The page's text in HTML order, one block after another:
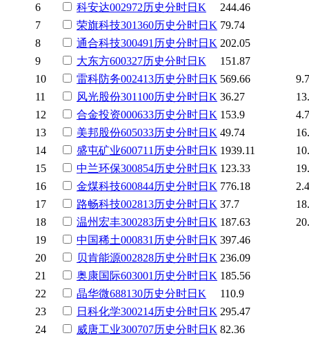
6
科安达002972历史分时日K
244.46
7
荣旗科技301360历史分时日K 79.74
8
通合科技300491 历史分时日K 202.05
9
大东方600327历史分时日K
151.87
10
雷科防务002413历史分时日K 569.66
11
风光股份301100历史分时日K 36.27
12
合金投资000633历史分时日K 153.9
13
美邦股份605033历史分时日K 49.74
14
盛屯矿业600711 历史分时日K 1939.11
15
中兰环保300854历史分时日K 123.33
16
金煤科技600844历史分时日K 776.18
17
路畅科技002813历史分时日K 37.7
18
温州宏丰300283历史分时日K 187.63
19
中国稀土000831 历史分时日K 397.46
20
贝肯能源002828历史分时日K 236.09
21
奥康国际603001 历史分时日K 185.56
22
晶华微688130历史分时日K
110.9
23
日科化学300214历史分时日K 295.47
24
威唐工业300707历史分时日K 82.36